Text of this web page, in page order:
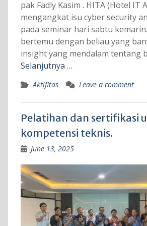
pak Fadly Kasim . HITA (Hotel IT
mengangkat isu cyber security
pada seminar hari sabtu
bertemu dengan beliau yang
insight yang mendalam tentang
Selanjutnya …
Aktifitas Leave a comment
Pelatihan dan sertifikasi
kompetensi teknis.
June 13, 2025